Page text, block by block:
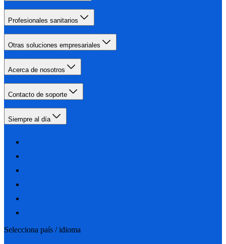
Profesionales sanitarios
Otras soluciones empresariales
Acerca de nosotros
Contacto de soporte
Siempre al día
Selecciona país / idioma